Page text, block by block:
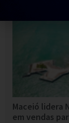
Maceió lidera
em vendas